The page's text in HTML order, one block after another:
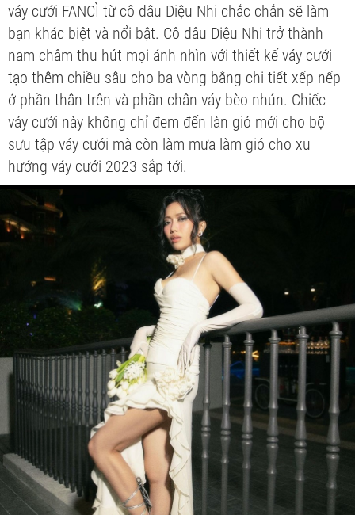
váy cưới FANCÌ từ cô dâu Diệu Nhi chắc chắn sẽ làm
bạn khác biệt và nổi bật. Cô dâu Diệu Nhi trở thành
nam châm thu hút mọi ánh nhìn với thiết kế váy cưới
tạo thêm chiều sâu cho ba vòng bằng chi tiết xếp nếp
ở phần thân trên và phần chân váy bèo nhún. Chiếc
váy cưới này không chỉ đem đến làn gió mới cho bộ
sưu tập váy cưới mà còn làm mưa làm gió cho xu
hướng váy cưới 2023 sắp tới.